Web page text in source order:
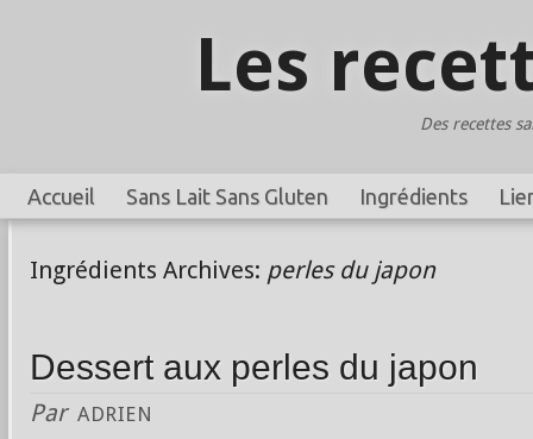
Les
Des recettes
Accueil Sans Lait Sans Gluten Ingrédients
Ingrédients Archives: perles du japon
Dessert aux perles du japon
Par ADRIEN